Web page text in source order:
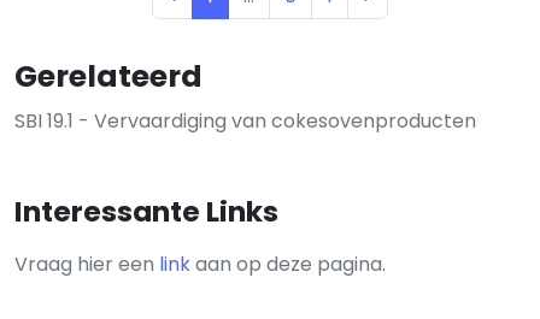
Gerelateerd
SBI 19.1 - Vervaardiging van cokesovenproducten
Interessante Links
Vraag hier een linkaan op deze pagina.